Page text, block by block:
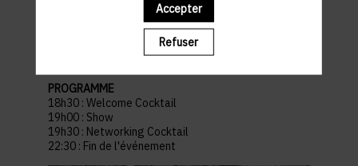
14 Av. de la Faiencerie, 1510 Limpertsberg
Parking à proximité :Glacis square
PROGRAMME
18h30 : Welcome Cocktail
19h00 : Show
19h30 : Networking Cocktail
22:30 : Fin de l'événement
Accepter
Refuser